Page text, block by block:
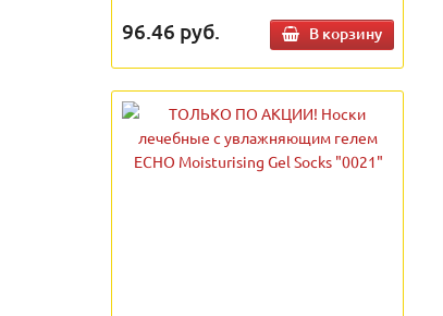
96.46 руб. В корзину